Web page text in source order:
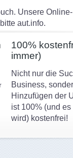
Unsere Online-
aut.info.
100%
immer)
Nicht nur die
Business,
Hinzufügen der
ist 100% (und
wird) kostenfrei!